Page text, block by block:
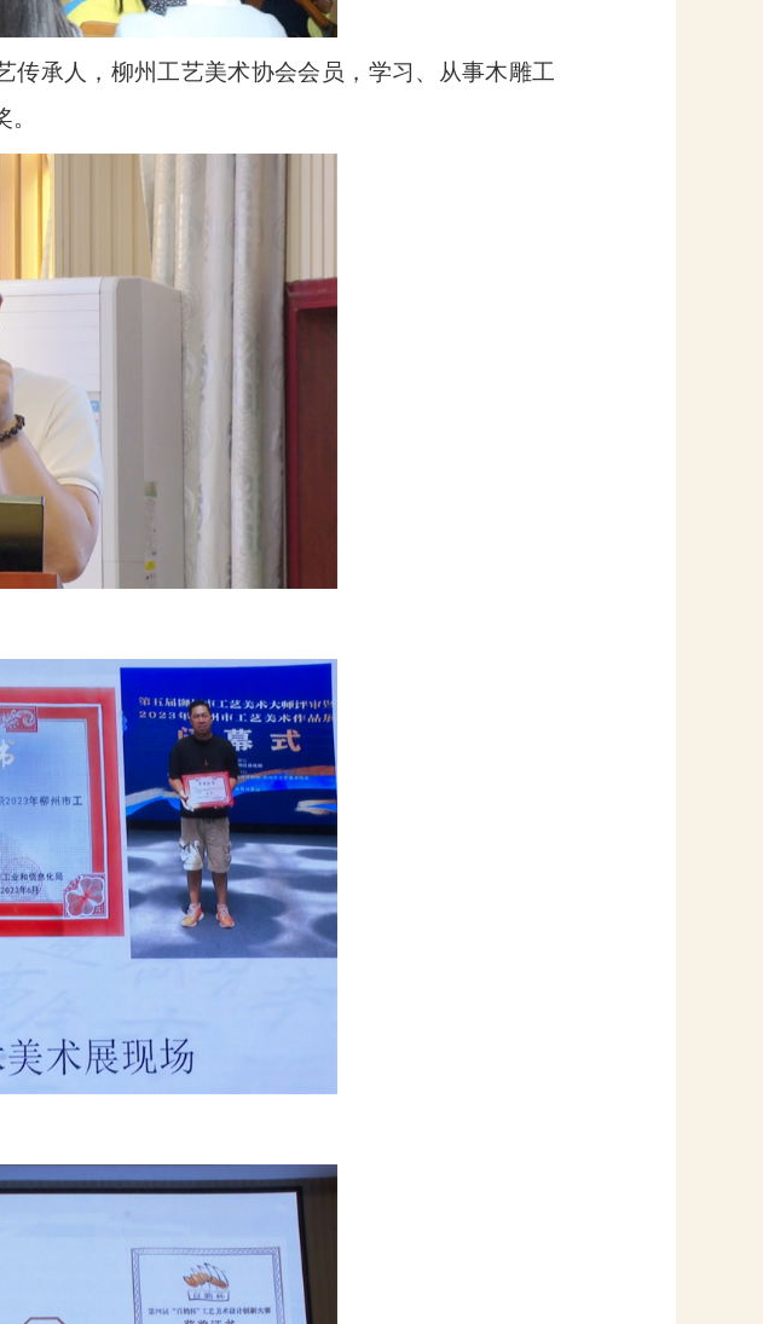
传承人，柳州工艺美术协会会员，学习、从事木雕工